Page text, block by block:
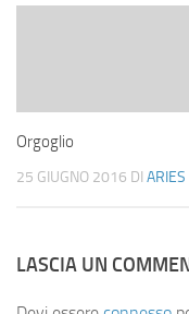
Orgoglio
25 GIUGNO 2016 DI ARIES
LASCIA UN